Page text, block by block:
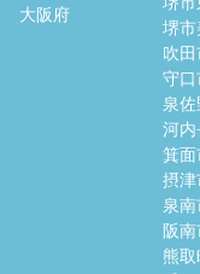
大阪府
堺
吹
守
泉
河
箕
摂
泉
阪
熊